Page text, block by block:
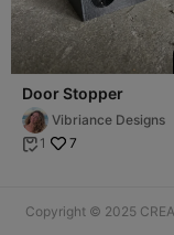
Door Stopper
Vibriance Designs
 1 7
Copyright © 2025